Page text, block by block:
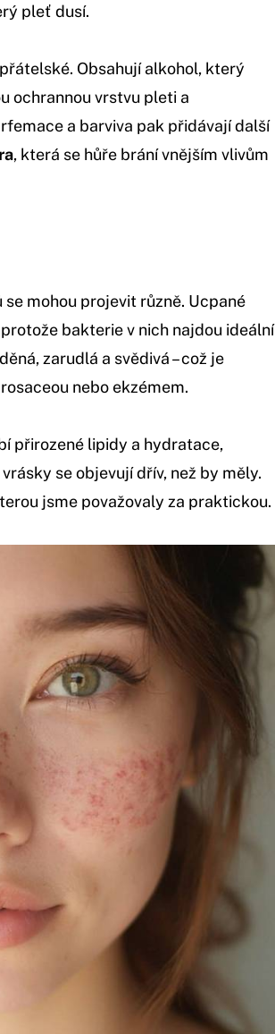
pleť dusí.
Obsahují alkohol, který
ochrannou vrstvu pleti a
a barviva pak přidávají další
, která se hůře brání vnějším vlivům
mohou projevit různě. Ucpané
bakterie v nich najdou ideální
zarudlá a svědivá – což je
nebo ekzémem.
přirozené lipidy a hydratace,
se objevují dřív, než by měly.
jsme považovaly za praktickou.